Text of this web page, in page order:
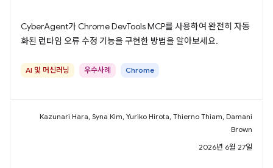
CyberAgent가 Chrome DevTools MCP를 사용하여 완전히 자동
화된 런타임 오류 수정 기능을 구현한 방법을 알아보세요.
AI 및 머신러닝 우수사례 Chrome
Kazunari Hara, Syna Kim, Yuriko Hirota, Thierno Thiam, Damani
Brown
2026년 6월 27일